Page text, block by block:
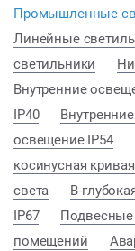
Промышленные
Линейные
светильники
Внутренние
IP40
освещение IP54
косинусная
света
В-
IP67
Подвесные
помещений